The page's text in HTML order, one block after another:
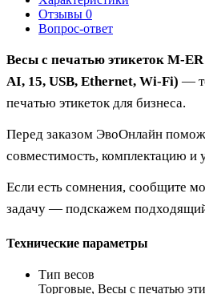
Отзывы 0
Вопрос-ответ
Весы с печатью этикеток M-
AI, 15, USB, Ethernet, Wi-Fi) —
печатью этикеток для бизнеса.
Перед заказом ЭвоОнлайн
совместимость, комплектацию и
Если есть сомнения, сообщите
задачу — подскажем
Технические параметры
Тип весов
Торговые, Весы с печатью